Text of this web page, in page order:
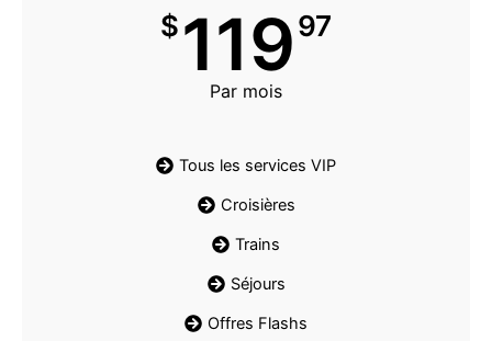
$11997
Par mois
Tous les services VIP
Croisières
Trains
Séjours
Offres Flashs